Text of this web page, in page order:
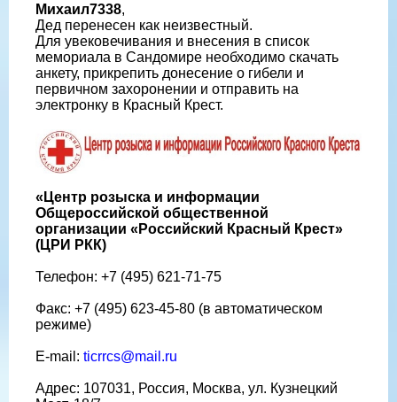
Михаил7338,
Дед перенесен как неизвестный.
Для увековечивания и внесения в список
мемориала в Сандомире необходимо скачать
анкету, прикрепить донесение о гибели и
первичном захоронении и отправить на
электронку в Красный Крест.
«Центр розыска и информации
Общероссийской общественной
организации «Российский Красный Крест»
(ЦРИ РКК)
Телефон: +7 (495) 621-71-75
Факс: +7 (495) 623-45-80 (в автоматическом
режиме)
E-mail: ticrrcs@mail.ru
Адрес: 107031, Россия, Москва, ул. Кузнецкий